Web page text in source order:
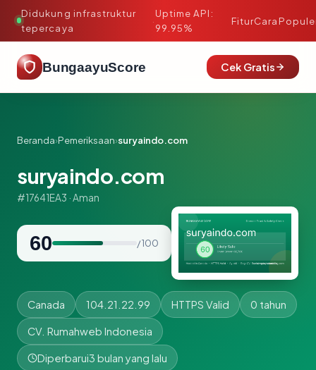
Didukung infrastruktur
tepercaya
·
Uptime API:
99.95%
FiturCara
BungaayuScore Cek Gratis
Beranda›Pemeriksaan›suryaindo.com
suryaindo.com
#17641EA3 · Aman
60 / 100
Canada 104.21.22.99 HTTPS Valid 0 tahun
CV. Rumahweb Indonesia
Diperbarui3 bulan yang lalu